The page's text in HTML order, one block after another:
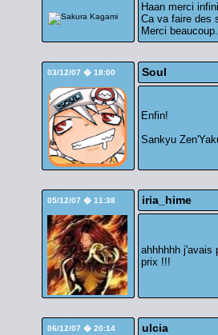
Haan merci
Ca va faire des
Merci
03/12/07 � 18:00 Soul
Enfin!
Sankyu
05/12/07 � 11:38 iria_hime
ahhhhhh j'avais
prix !!!
06/12/07 � 20:14 ulcia